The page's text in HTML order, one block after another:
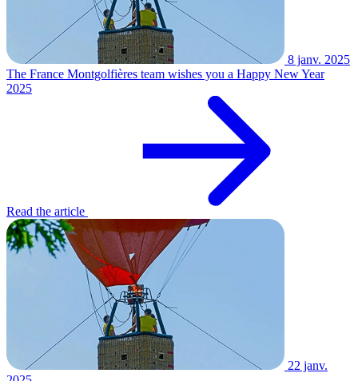
8 janv. 2025
The France Montgolfières team wishes you a Happy New Year
2025
Read the article
22 janv.